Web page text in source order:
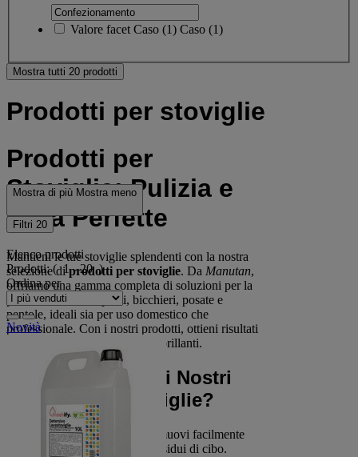
Valore facet Caso (1) Caso (1)
Mostra tutti 20 prodotti
Prodotti per stoviglie
Prodotti per
Stoviglie: Pulizia e
Cura Perfette
Mantieni le tue stoviglie splendenti con la nostra
selezione diprodotti per stoviglie. Da Manutan,
offriamo una gamma completa di soluzioni per la
pulizia e la cura di piatti, bicchieri, posate e
pentole, ideali sia per uso domestico che
professionale. Con i nostri prodotti, ottieni risultati
impeccabili e stoviglie sempre brillanti.
Perché Scegliere i Nostri
Prodotti per Stoviglie?
Efficacia garantita:
Rimuovi facilmente
grasso, incrostazioni e residui di cibo.
Mostra di più Mostra meno
Filtri 20
Elenco prodotti
Prodotti:( 1 - 20 )
Ordina per
Novità